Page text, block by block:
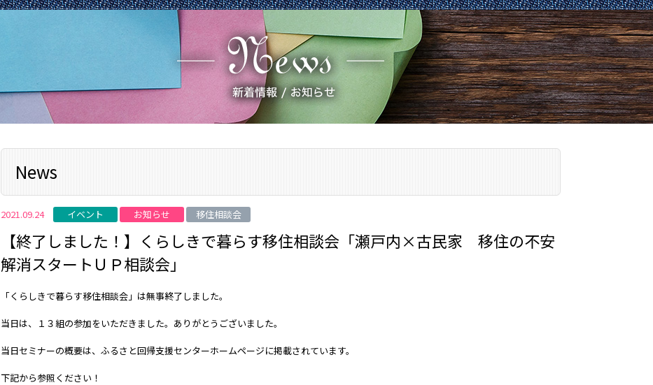
News
2021.09.24 イベント お知らせ 移住相談会
【終了しました！】くらしきで暮らす移住相談会「瀬戸内×古民家 移住の不安
解消スタートＵＰ相談会」
「くらしきで暮らす移住相談会」は無事終了しました。
当日は、１３組の参加をいただきました。ありがとうございました。
当日セミナーの概要は、ふるさと回帰支援センターホームページに掲載されています。
下記から参照ください！